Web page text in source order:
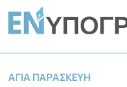
ΑΓΊΑ ΠΑΡΑΣΚΕΥΉ